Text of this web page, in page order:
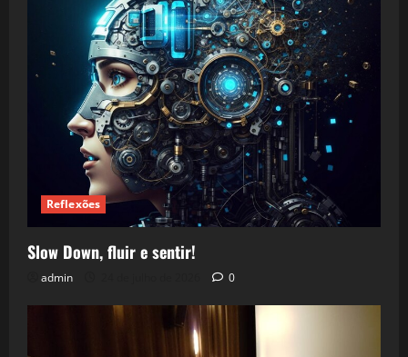
Reflexões
Slow Down, fluir e sentir!
admin 0